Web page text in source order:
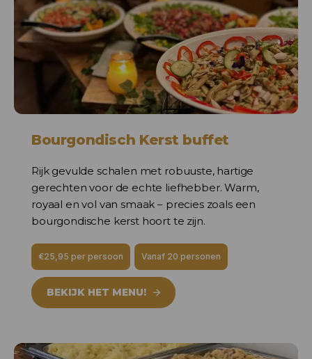
Bourgondisch Kerst buffet
Rijk gevulde schalen met robuuste, hartige
gerechten voor de echte liefhebber. Warm,
royaal en vol van smaak – precies zoals een
bourgondische kerst hoort te zijn.
€25,95 per persoon Vanaf 20 personen
BEKIJK HET MENU!